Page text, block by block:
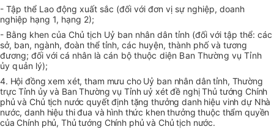
- Tập thể Lao động xuất sắc (đối với đơn vị sự nghiệp, doanh
nghiệp hạng 1, hạng 2);
- Bằng khen của Chủ tịch Uỷ ban nhân dân tỉnh (đối với tập thể: các
sở, ban, ngành, đoàn thể tỉnh, các huyện, thành phố và tương
đương; đối với cá nhân là cán bộ thuộc diện Ban Thường vụ Tỉnh
ủy quản lý);
4. Hội đồng xem xét, tham mưu cho Uỷ ban nhân dân tỉnh, Thường
trực Tỉnh ủy và Ban Thường vụ Tỉnh uỷ xét đề nghị Thủ tướng Chính
phủ và Chủ tịch nước quyết định tặng thưởng danh hiệu vinh dự Nhà
nước, danh hiệu thi đua và hình thức khen thưởng thuộc thẩm quyền
của Chính phủ, Thủ tướng Chính phủ và Chủ tịch nước.